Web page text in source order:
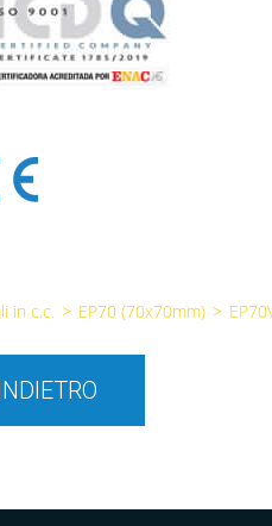
in c.c. > EP70 (70x70mm) >